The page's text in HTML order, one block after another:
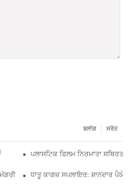
ਸਰੋਤ
ਬਲਾੱਗ
ਪੈਕੇਜਿੰਗ ਦੀ ਰੀੜ੍ਹ ਦੀ ਹੱਡੀ
ਪਲਾਸਟਿਕ ਫਿਲਮ ਨਿਰਮਾਤਾ
ਨਿਰਮਾਤਾਵਾਂ ਤੋਂ ਸੂਝ
ਧਾਤੂ ਕਾਗਜ਼ ਸਪਲਾਇਰ: ਸ਼ਾਨਦਾਰ